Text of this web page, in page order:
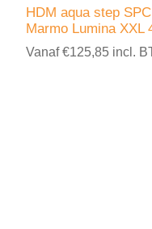
HDM aqua step
Marmo Lumina XXL
Vanaf €125,85 incl.